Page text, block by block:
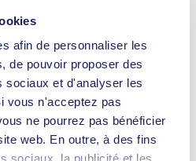
afin de personnaliser les
de pouvoir proposer des
sociaux et d'analyser les
vous n'acceptez pas
ne pourrez pas bénéficier
web. En outre, à des fins
sociaux, la publicité et les